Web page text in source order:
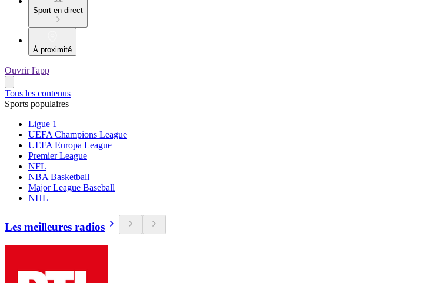
Sport en direct
À proximité
Ouvrir l'app
Tous les contenus
Sports populaires
Ligue 1
UEFA Champions League
UEFA Europa League
Premier League
NFL
NBA Basketball
Major League Baseball
NHL
Les meilleures radios